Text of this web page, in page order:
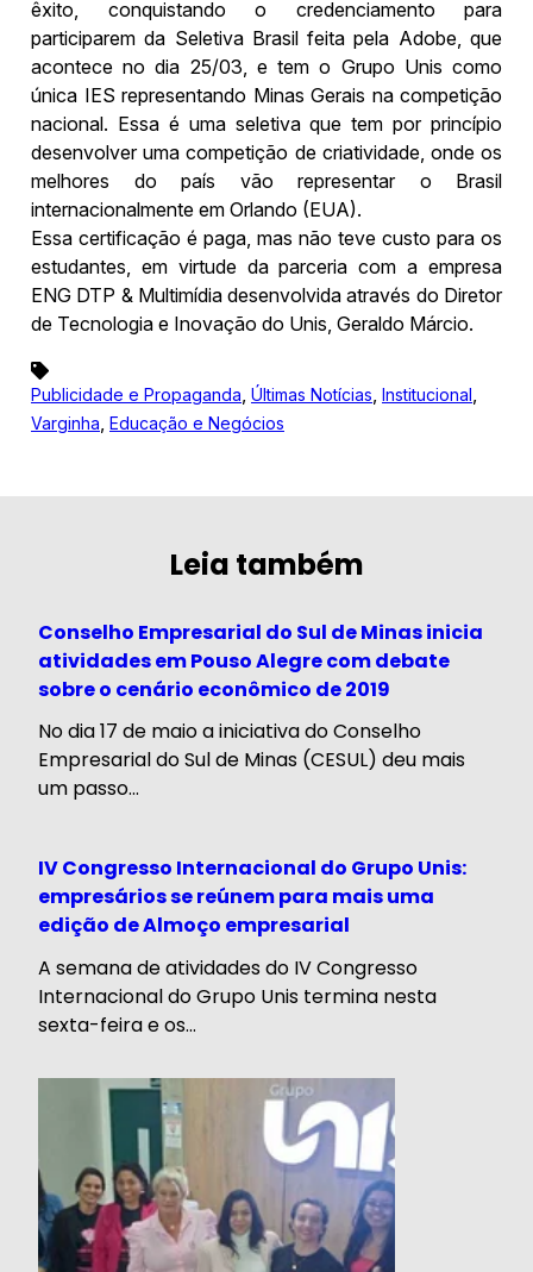
êxito, conquistando o credenciamento para
participarem da Seletiva Brasil feita pela Adobe, que
acontece no dia 25/03, e tem o Grupo Unis como
única IES representando Minas Gerais na competição
nacional. Essa é uma seletiva que tem por princípio
desenvolver uma competição de criatividade, onde os
melhores do país vão representar o Brasil
internacionalmente em Orlando (EUA).
Essa certificação é paga, mas não teve custo para os
estudantes, em virtude da parceria com a empresa
ENG DTP & Multimídia desenvolvida através do Diretor
de Tecnologia e Inovação do Unis, Geraldo Márcio.
Publicidade e Propaganda Últimas Notícias Institucional
Varginha Educação e Negócios
Leia também
Conselho Empresarial do Sul de Minas inicia
atividades em Pouso Alegre com debate
sobre o cenário econômico de 2019
No dia 17 de maio a iniciativa do Conselho
Empresarial do Sul de Minas (CESUL) deu mais
um passo...
IV Congresso Internacional do Grupo Unis:
empresários se reúnem para mais uma
edição de Almoço empresarial
A semana de atividades do IV Congresso
Internacional do Grupo Unis termina nesta
sexta-feira e os...